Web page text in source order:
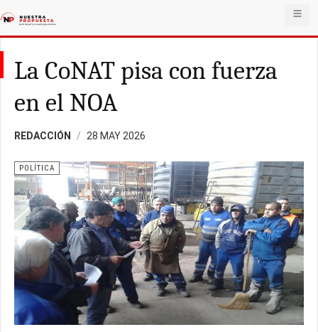
La CoNAT pisa con fuerza
en el NOA
REDACCIÓN 28 MAY 2026
POLÍTICA